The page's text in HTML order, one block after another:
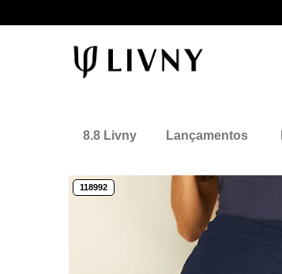
8.8 Livny Lançamentos
118992